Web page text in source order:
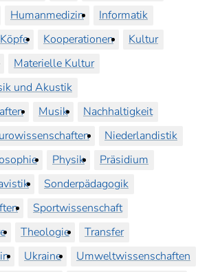
Humanmedizin
Informatik
Köpfe Kooperationen
Kultur
Materielle Kultur
und Akustik
Musik
Nachhaltigkeit
Niederlandistik
Physik
Präsidium
Sonderpädagogik
Sportwissenschaft
Theologie
Transfer
Ukraine
Umweltwissenschaften